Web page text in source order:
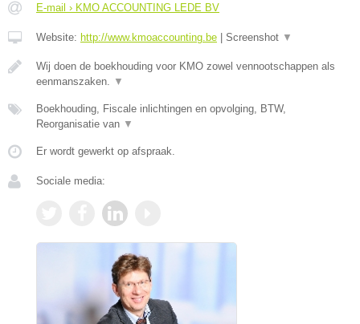
E-mail › KMO ACCOUNTING LEDE BV
Website: http://www.kmoaccounting.be Screenshot ▼
Wij doen de boekhouding voor KMO zowel vennootschappen als
eenmanszaken.
▼
Boekhouding, Fiscale inlichtingen en opvolging, BTW,
Reorganisatie van ▼
Er wordt gewerkt op afspraak.
Sociale media: